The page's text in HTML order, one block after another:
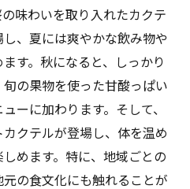
味わいを取り入れたカクテ
、夏には爽やかな飲み物や
す。秋になると、しっかり
の果物を使った甘酸っぱい
ーに加わります。そして、
クテルが登場し、体を温め
めます。特に、地域ごとの
の食文化にも触れることが